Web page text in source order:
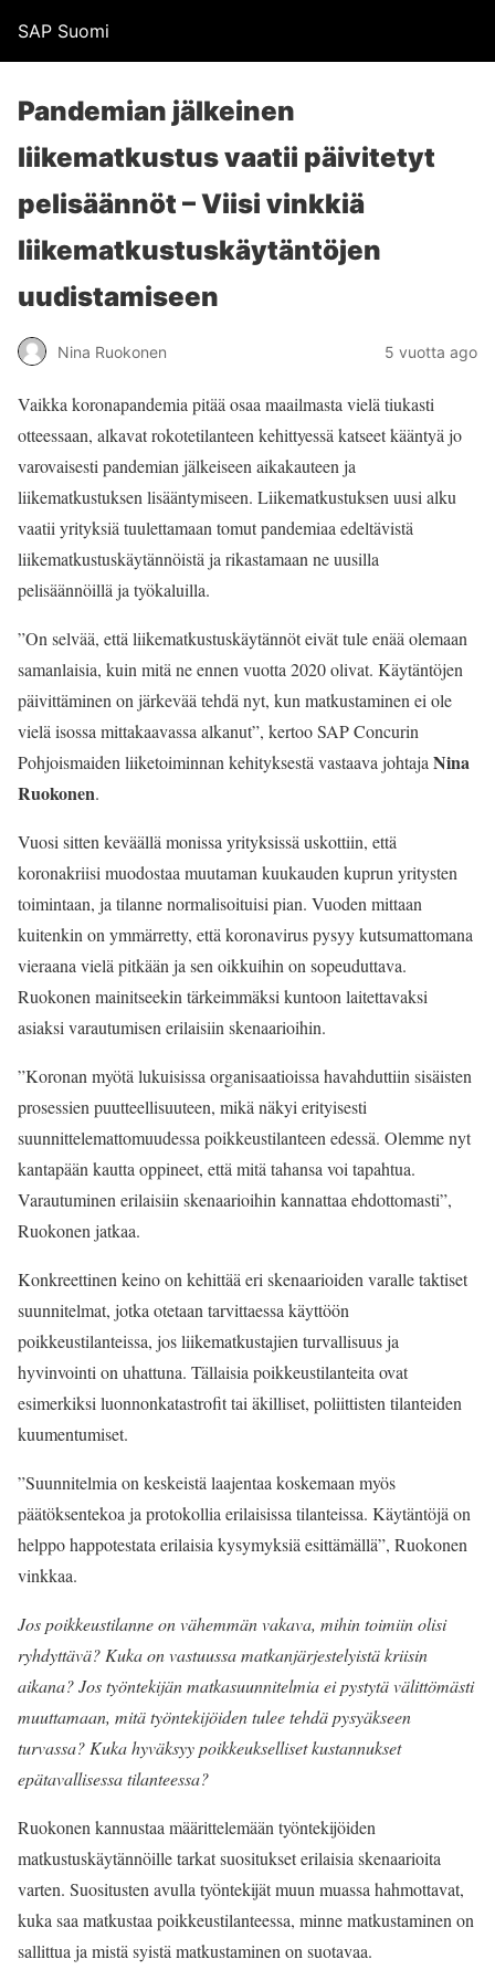
SAP Suomi
Pandemian jälkeinen
liikematkustus vaatii päivitetyt
pelisäännöt – Viisi vinkkiä
liikematkustuskäytäntöjen
uudistamiseen
Nina Ruokonen 5 vuotta ago
Vaikka koronapandemia pitää osaa maailmasta vielä tiukasti
otteessaan, alkavat rokotetilanteen kehittyessä katseet kääntyä jo
varovaisesti pandemian jälkeiseen aikakauteen ja
liikematkustuksen lisääntymiseen. Liikematkustuksen uusi alku
vaatii yrityksiä tuulettamaan tomut pandemiaa edeltävistä
liikematkustuskäytännöistä ja rikastamaan ne uusilla
pelisäännöillä ja työkaluilla.
”On selvää, että liikematkustuskäytännöt eivät tule enää olemaan
samanlaisia, kuin mitä ne ennen vuotta 2020 olivat. Käytäntöjen
päivittäminen on järkevää tehdä nyt, kun matkustaminen ei ole
vielä isossa mittakaavassa alkanut”, kertoo SAP Concurin
Pohjoismaiden liiketoiminnan kehityksestä vastaava johtaja Nina
Ruokonen.
Vuosi sitten keväällä monissa yrityksissä uskottiin, että
koronakriisi muodostaa muutaman kuukauden kuprun yritysten
toimintaan, ja tilanne normalisoituisi pian. Vuoden mittaan
kuitenkin on ymmärretty, että koronavirus pysyy kutsumattomana
vieraana vielä pitkään ja sen oikkuihin on sopeuduttava.
Ruokonen mainitseekin tärkeimmäksi kuntoon laitettavaksi
asiaksi varautumisen erilaisiin skenaarioihin.
”Koronan myötä lukuisissa organisaatioissa havahduttiin sisäisten
prosessien puutteellisuuteen, mikä näkyi erityisesti
suunnittelemattomuudessa poikkeustilanteen edessä. Olemme nyt
kantapään kautta oppineet, että mitä tahansa voi tapahtua.
Varautuminen erilaisiin skenaarioihin kannattaa ehdottomasti”,
Ruokonen jatkaa.
Konkreettinen keino on kehittää eri skenaarioiden varalle taktiset
suunnitelmat, jotka otetaan tarvittaessa käyttöön
poikkeustilanteissa, jos liikematkustajien turvallisuus ja
hyvinvointi on uhattuna. Tällaisia poikkeustilanteita ovat
esimerkiksi luonnonkatastrofit tai äkilliset, poliittisten tilanteiden
kuumentumiset.
”Suunnitelmia on keskeistä laajentaa koskemaan myös
päätöksentekoa ja protokollia erilaisissa tilanteissa. Käytäntöjä on
helppo happotestata erilaisia kysymyksiä esittämällä”, Ruokonen
vinkkaa.
Jos poikkeustilanne on vähemmän vakava, mihin toimiin olisi
ryhdyttävä? Kuka on vastuussa matkanjärjestelyistä kriisin
aikana? Jos työntekijän matkasuunnitelmia ei pystytä välittömästi
muuttamaan, mitä työntekijöiden tulee tehdä pysyäkseen
turvassa? Kuka hyväksyy poikkeukselliset kustannukset
epätavallisessa tilanteessa?
Ruokonen kannustaa määrittelemään työntekijöiden
matkustuskäytännöille tarkat suositukset erilaisia skenaarioita
varten. Suositusten avulla työntekijät muun muassa hahmottavat,
kuka saa matkustaa poikkeustilanteessa, minne matkustaminen on
sallittua ja mistä syistä matkustaminen on suotavaa.